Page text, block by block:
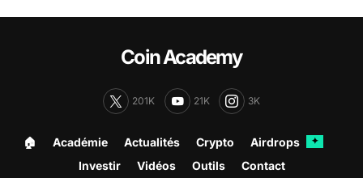
Coin Academy
201K 21K 3K
🏠︎ Académie Actualités Crypto Airdrops ✦
Investir Vidéos Outils Contact